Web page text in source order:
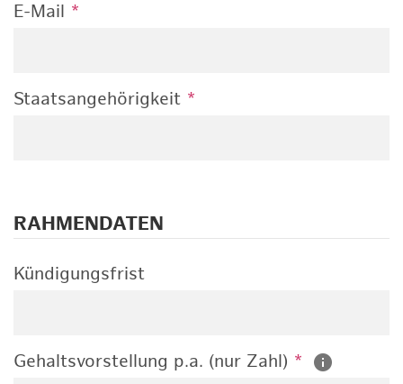
E-Mail *
Staatsangehörigkeit *
RAHMENDATEN
Kündigungsfrist
Gehaltsvorstellung p.a. (nur Zahl) *